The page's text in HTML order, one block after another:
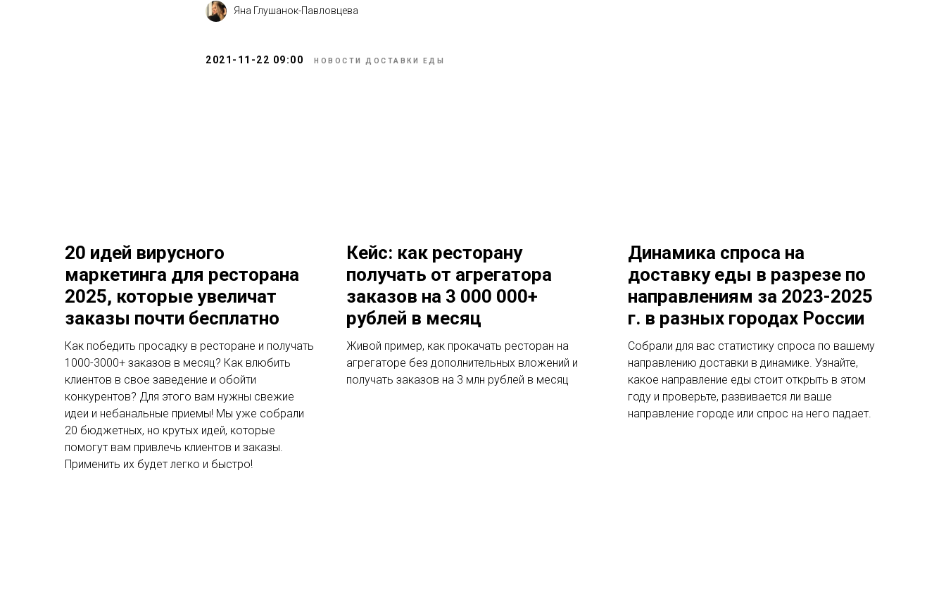
Яна Глушанок-Павловцева
2021-11-22 09:00 НОВОСТИ ДОСТАВКИ ЕДЫ
20 идей вирусного
маркетинга для ресторана
2025, которые увеличат
заказы почти бесплатно
Как победить просадку в ресторане и получать
1000-3000+ заказов в месяц? Как влюбить
клиентов в свое заведение и обойти
конкурентов? Для этого вам нужны свежие
идеи и небанальные приемы! Мы уже собрали
20 бюджетных, но крутых идей, которые
помогут вам привлечь клиентов и заказы.
Применить их будет легко и быстро!
Кейс: как ресторану
получать от агрегатора
заказов на 3 000 000+
рублей в месяц
Живой пример, как прокачать ресторан на
агрегаторе без дополнительных вложений и
получать заказов на 3 млн рублей в месяц
Динамика спроса на
доставку еды в разрезе по
направлениям за 2023-2025
г. в разных городах России
Собрали для вас статистику спроса по вашему
направлению доставки в динамике. Узнайте,
какое направление еды стоит открыть в этом
году и проверьте, развивается ли ваше
направление городе или спрос на него падает.